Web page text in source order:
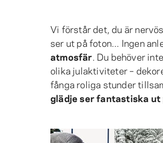
Vi förstår det, du är
ser ut på foton... Ingen
atmosfär. Du behöver
olika julaktiviteter –
fånga roliga stunder
glädje ser fantastiska ut